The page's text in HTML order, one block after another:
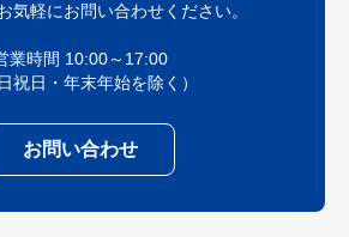
気軽にお問い合わせください。
業時間 10:00～17:00
祝日・年末年始を除く）
お問い合わせ